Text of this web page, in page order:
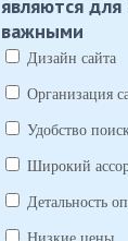
являются
важными
Дизайн сайта
Организация
Удобство
Широкий
Детальность